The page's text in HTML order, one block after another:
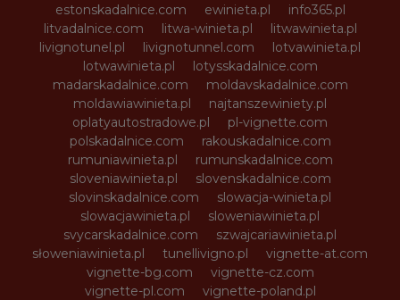
estonskadalnice.com
ewinieta.pl
info365.pl
litvadalnice.com
litwa-winieta.pl
litwawinieta.pl
livignotunel.pl
livignotunnel.com
lotvawinieta.pl
lotwawinieta.pl
lotysskadalnice.com
madarskadalnice.com
moldavskadalnice.com
moldawiawinieta.pl
najtanszewiniety.pl
oplatyautostradowe.pl
pl-vignette.com
polskadalnice.com
rakouskadalnice.com
rumuniawinieta.pl
rumunskadalnice.com
sloveniawinieta.pl
slovenskadalnice.com
slovinskadalnice.com
slowacja-winieta.pl
slowacjawinieta.pl
sloweniawinieta.pl
svycarskadalnice.com
szwajcariawinieta.pl
słoweniawinieta.pl
tunellivigno.pl
vignette-at.com
vignette-bg.com
vignette-cz.com
vignette-pl.com
vignette-poland.pl